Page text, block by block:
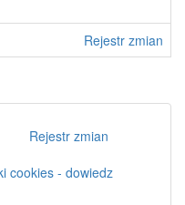
Rejestr zmian
Rejestr zmian
cookies - dowiedz